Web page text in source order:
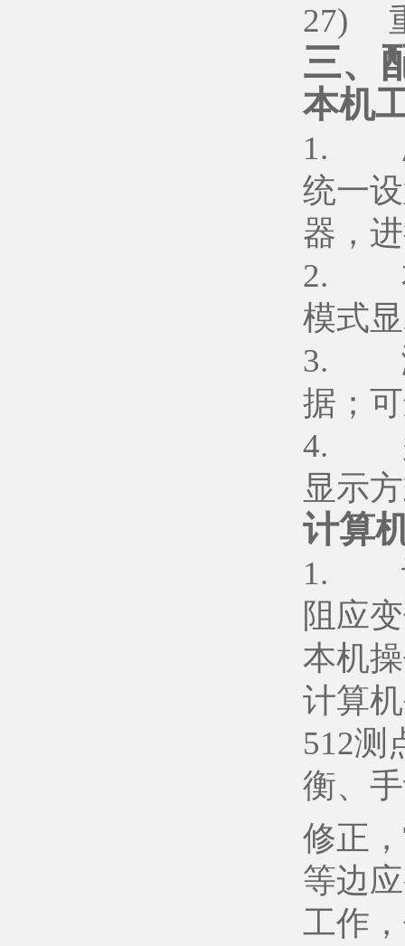
27)
三、
本机
1. 应
统一
器，
2. 本
模式
3. 测
据；
4. 多
显示
计算
1. 计
阻应
本机
计算
512测
衡、
修正
等边
工作